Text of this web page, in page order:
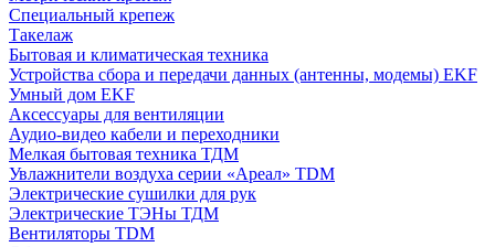
Специальный крепеж
Такелаж
Бытовая и климатическая техника
Устройства сбора и передачи данных (антенны, модемы) EKF
Умный дом EKF
Аксессуары для вентиляции
Аудио-видео кабели и переходники
Мелкая бытовая техника ТДМ
Увлажнители воздуха серии «Ареал» TDM
Электрические сушилки для рук
Электрические ТЭНы ТДМ
Вентиляторы TDM